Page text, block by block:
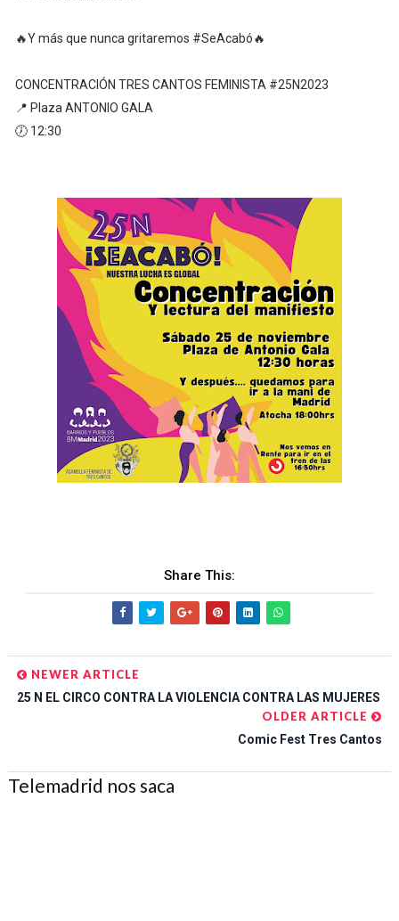
🔥Y más que nunca gritaremos #SeAcabó🔥
CONCENTRACIÓN TRES CANTOS FEMINISTA #25N2023
📍 Plaza ANTONIO GALA
🕖 12:30
Share This:
NEWER ARTICLE
25 N EL CIRCO CONTRA LA VIOLENCIA CONTRA LAS MUJERES
OLDER ARTICLE
Comic Fest Tres Cantos
Telemadrid nos saca